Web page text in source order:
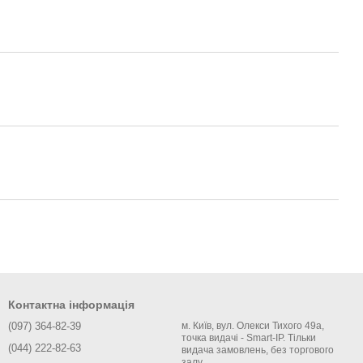
Контактна інформація
(097) 364-82-39
(044) 222-82-63
м. Київ, вул. Олекси Тихого 49а,
точка видачі - Smart-IP. Тільки
видача замовлень, без торгового